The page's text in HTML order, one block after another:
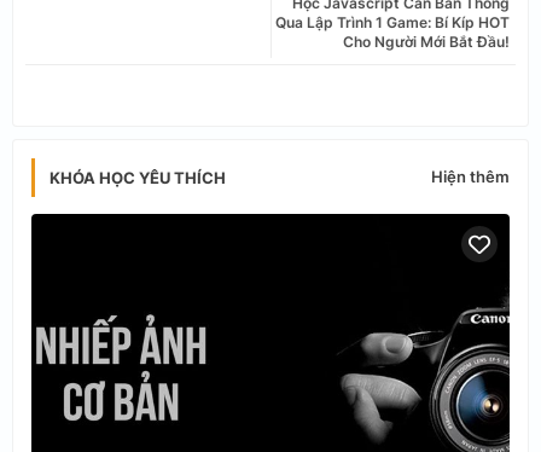
ats
Qua Lập Trình 1 Game: Bí Kíp HOT
Cho Người Mới Bắt Đầu!
KHÓA HỌC YÊU THÍCH Hiện thêm